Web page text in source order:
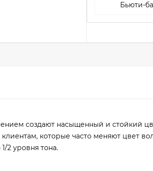
Бьюти-
создают насыщенный и стойкий
которые часто меняют цвет
2 уровня тона.